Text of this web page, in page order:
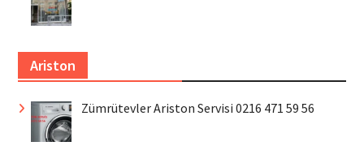
Ariston
Zümrütevler Ariston Servisi 0216 471 59 56